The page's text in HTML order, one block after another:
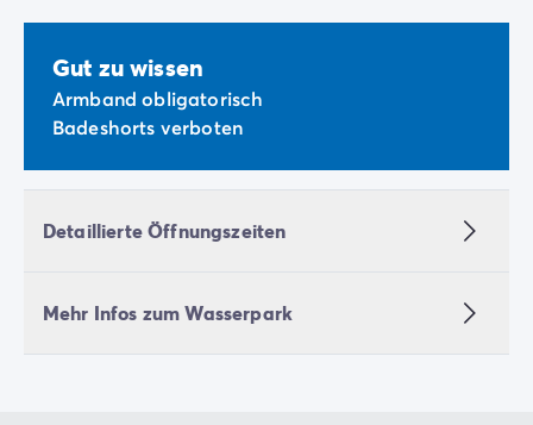
Gut zu wissen
Armband obligatorisch
Badeshorts verboten
Detaillierte Öffnungszeiten
Mehr Infos zum Wasserpark